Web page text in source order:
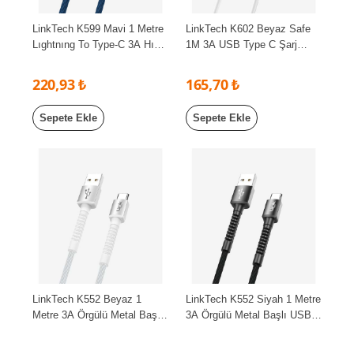
LinkTech K599 Mavi 1 Metre
Lıghtnıng To Type-C 3A Hızlı
220,93 ₺
Sepete Ekle
LinkTech K602 Beyaz Safe
1M 3A USB Type C Şarj
165,70 ₺
Sepete Ekle
LinkTech K552 Beyaz 1
Metre 3A Örgülü Metal Başlı
LinkTech K552 Siyah 1 Metre
3A Örgülü Metal Başlı USB